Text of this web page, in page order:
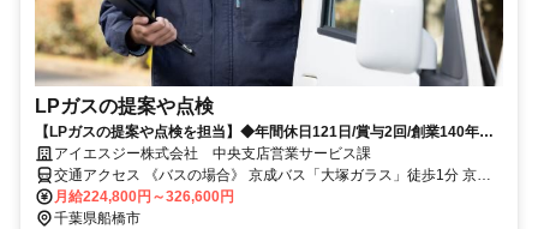
LPガスの提案や点検
【LPガスの提案や点検を担当】◆年間休日121日/賞与2回/創業140年以
上/岩谷産業100％子会社
アイエスジー株式会社 中央支店営業サービス課
交通アクセス 《バスの場合》 京成バス「大塚ガラス」徒歩1分 京成
バス千葉セントラル「エステ・シティ」徒歩5分 《車の場合》 武蔵野
線 船橋法典駅 車5分 東武野田線 馬込沢駅 車6分 東武野田線 塚田駅 車
月給224,800円～326,600円
千葉県船橋市